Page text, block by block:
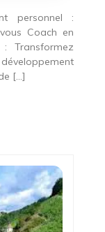
personnel :
Coach en
Transformez
[…]